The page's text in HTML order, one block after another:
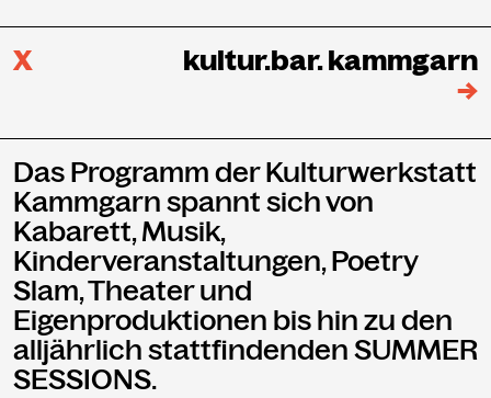
X
kultur.bar. kammgarn
→
Das Programm der Kulturwerkstatt
Kammgarn spannt sich von
Kabarett, Musik,
Kinderveranstaltungen, Poetry
Slam, Theater und
Eigenproduktionen bis hin zu den
alljährlich stattfindenden SUMMER
SESSIONS.